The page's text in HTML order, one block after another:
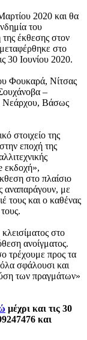
2020 και θα
του
έκθεσης στον
στο
30 Ιουνίου 2020.
Φουκαρά, Νίτσας
–
Νεάρχου, Βάσως
στοιχείο της
εποχή της
εκδοχή»,
στο πλαίσιο
αναπαράγουν, με
τους και ο καθένας
στο
ανοίγματος.
τρέχουμε προς τα
σφάλουσι και
των πραγμάτων»
μέχρι και τις 30
και